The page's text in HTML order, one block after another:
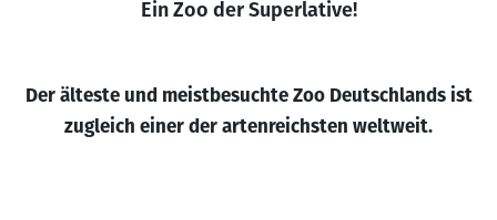
Ein Zoo der Superlative!
Der älteste und meistbesuchte Zoo Deutschlands ist
zugleich einer der artenreichsten weltweit.